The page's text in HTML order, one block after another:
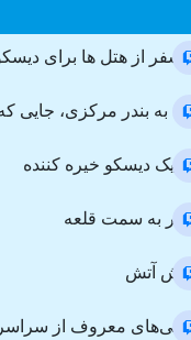
از هتل ها برای
به بندر مرکزی، جایی
یک دیسکو خیره کننده
به سمت قلعه
آتش
معروف از